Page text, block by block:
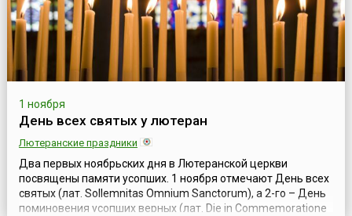
1 ноября
День всех святых у лютеран
Лютеранские праздники
Два первых ноябрьских дня в Лютеранской церкви
посвящены памяти усопших. 1 ноября отмечают День всех
святых (лат. Sollemnitas Omnium Sanctorum), а 2-го – День
поминовения усопших верных (лат. Die in Commemoratione